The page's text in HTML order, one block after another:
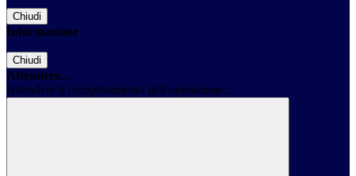
Chiudi
Informazione
Chiudi
Attendere...
Attendere il completamento dell'operazione...